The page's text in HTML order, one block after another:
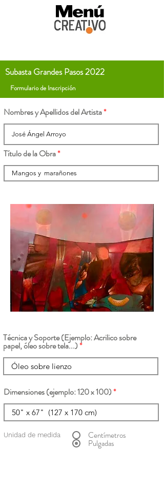
Subasta Grandes Pasos 2022
Formulario de Inscripción
Nombres y Apellidos del Artista
Título de la Obra
Técnica y Soporte (Ejemplo: Acrilico sobre
papel, óleo sobre tela...)
Dimensiones (ejemplo: 120 x 100)
Unidad de medida Centímetros
Pulgadas